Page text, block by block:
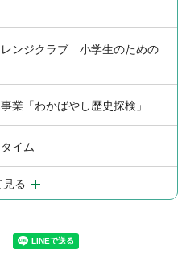
ンジクラブ 小学生のための
「わかばやし歴史探検」
イム
る